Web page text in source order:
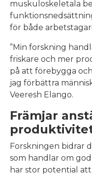
muskuloskeletala
för både
”Min forskning
friskare och mer
på att förebygga
jag förbättra
Veeresh Elango.
Främjar
Forskningen bidrar
som handlar om
har stor potential